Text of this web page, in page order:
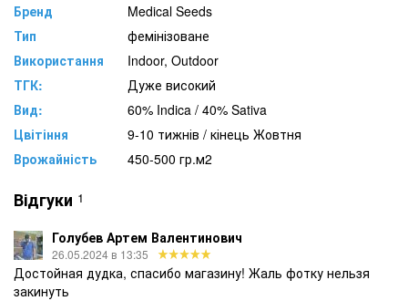
Бренд
Medical Seeds
Тип
фемінізоване
Використання
Indoor, Outdoor
ТГК:
Дуже високий
Вид:
60% Indica / 40% Sativa
Цвітіння
9-10 тижнів / кінець Жовтня
Врожайність
450-500 гр.м2
Відгуки 1
Голубев Артем Валентинович
26.05.2024 в 13:35
Достойная дудка, спасибо магазину! Жаль фотку нельзя
закинуть